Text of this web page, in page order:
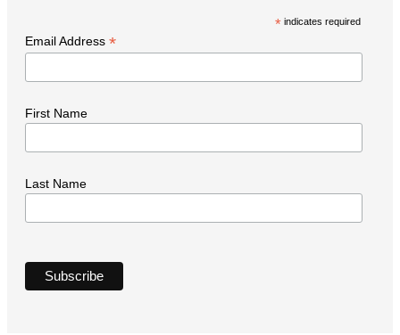
* indicates required
Email Address *
First Name
Last Name